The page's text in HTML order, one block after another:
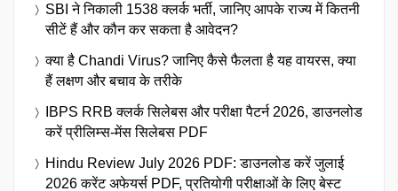
SBI ने निकाली 1538 क्लर्क भर्ती, जानिए आपके राज्य में कितनी
सीटें हैं और कौन कर सकता है आवेदन?
क्या है Chandi Virus? जानिए कैसे फैलता है यह वायरस, क्या
हैं लक्षण और बचाव के तरीके
IBPS RRB क्लर्क सिलेबस और परीक्षा पैटर्न 2026, डाउनलोड
करें प्रीलिम्स-मेंस सिलेबस PDF
Hindu Review July 2026 PDF: डाउनलोड करें जुलाई
2026 करेंट अफेयर्स PDF, प्रतियोगी परीक्षाओं के लिए बेस्ट